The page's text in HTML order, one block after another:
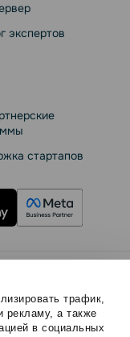
трафик,
рекламу, а также
в социальных
экспертов
стартапов